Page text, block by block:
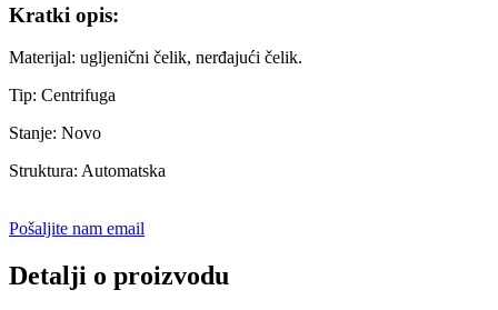
Kratki opis:
Materijal: ugljenični čelik, nerđajući čelik.
Tip: Centrifuga
Stanje: Novo
Struktura: Automatska
Pošaljite nam email
Detalji o proizvodu